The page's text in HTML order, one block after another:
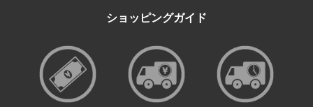
ショッピングガイド